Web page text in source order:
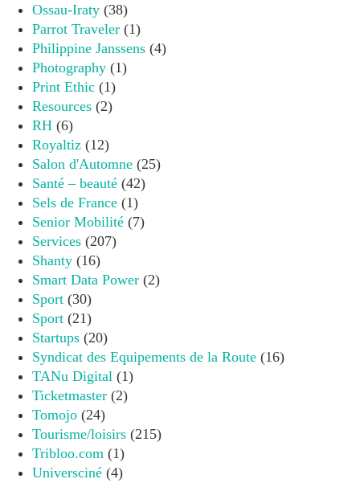
Ossau-Iraty (38)
Parrot Traveler (1)
Philippine Janssens (4)
Photography (1)
Print Ethic (1)
Resources (2)
RH (6)
Royaltiz (12)
Salon d'Automne (25)
Santé – beauté (42)
Sels de France (1)
Senior Mobilité (7)
Services (207)
Shanty (16)
Smart Data Power (2)
Sport (30)
Sport (21)
Startups (20)
Syndicat des Equipements de la Route (16)
TANu Digital (1)
Ticketmaster (2)
Tomojo (24)
Tourisme/loisirs (215)
Tribloo.com (1)
Universciné (4)